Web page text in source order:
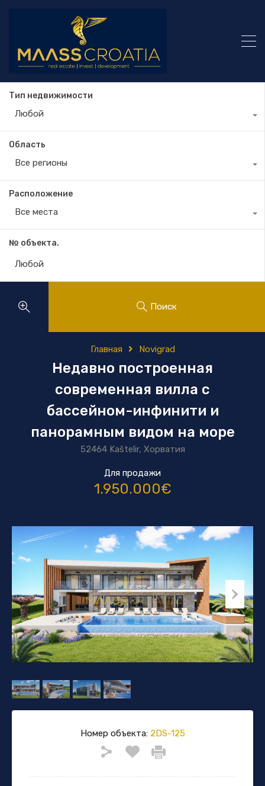
Тип недвижимости
Любой
Область
Все регионы
Расположение
Все места
№ объекта.
Поиск
Главная Novigrad
Недавно построенная
современная вилла с
бассейном-инфинити и
панорамным видом на море
52464 Kaštelir, Хорватия
Для продажи
1.950.000€
Номер объекта:2DS-125